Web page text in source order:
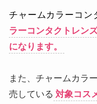
チャームカラーコン
ラーコンタクトレン
になります。
また、チャームカラ
売している 対象コス